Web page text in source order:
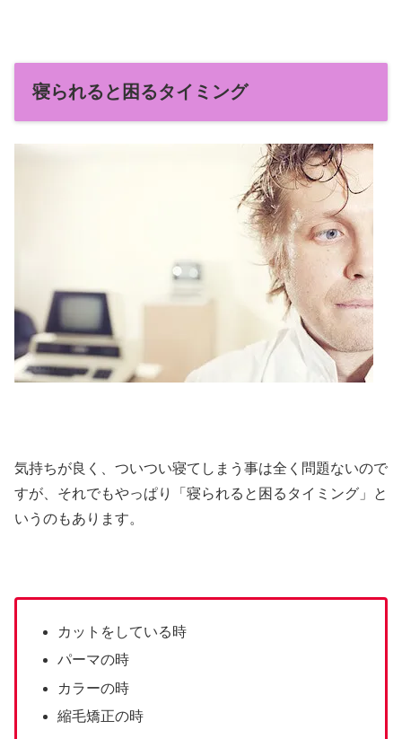
寝られると困るタイミング
気持ちが良く、ついつい寝てしまう事は全く問題ないので
すが、それでもやっぱり「寝られると困るタイミング」と
いうのもあります。
カットをしている時
パーマの時
カラーの時
縮毛矯正の時